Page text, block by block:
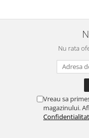
Nu rata
Vreau sa
magazinului.